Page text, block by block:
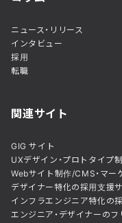
ニュース・リリース
インタビュー
採用
転職
関連サイト
GIG サイト
UXデザイン・プロトタイ
Webサイト制作/CMS・マ
デザイナー特化の採用支援
インフラエンジニア特化の
エンジニア・デザイナーの